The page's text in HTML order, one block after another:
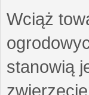
Wciąż
stanowią